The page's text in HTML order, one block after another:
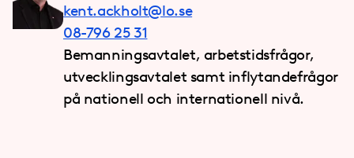
kent.ackholt@lo.se
08-796 25 31
Bemanningsavtalet, arbetstidsfrågor,
utvecklingsavtalet samt inflytandefrågor
på nationell och internationell nivå.